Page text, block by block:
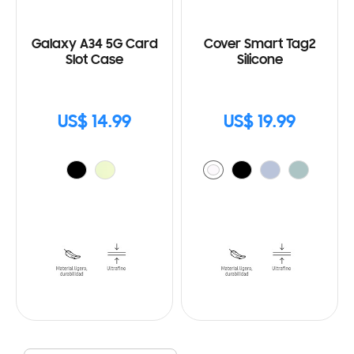
Galaxy A34 5G Card
Slot Case
US$ 14.99
Cover Smart Tag2
Silicone
US$ 19.99